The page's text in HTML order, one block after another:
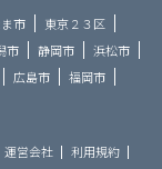
市
東京２３区
市 静岡市
浜松市
広島市
福岡市
運営会社
利用規約